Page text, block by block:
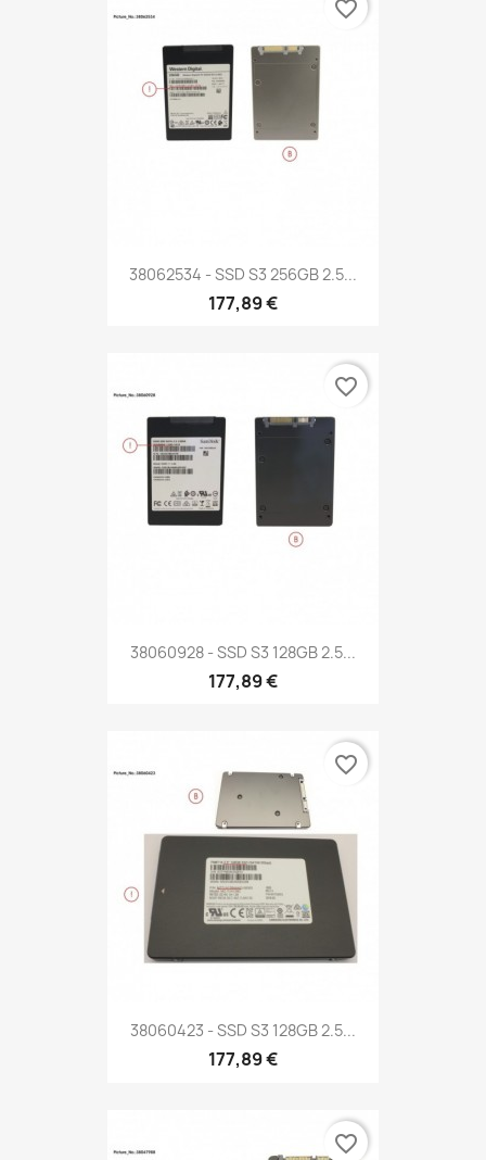
38062534 - SSD S3 256GB 2.5...
177,89 €
favorite_border
38060928 - SSD S3 128GB 2.5...
177,89 €
favorite_border
38060423 - SSD S3 128GB 2.5...
177,89 €
favorite_border
favorite_border